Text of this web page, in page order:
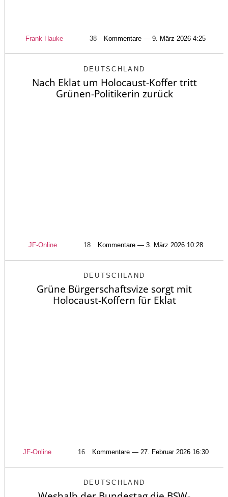
Frank Hauke 38 Kommentare — 9. März 2026 4:25
DEUTSCHLAND
Nach Eklat um Holocaust-Koffer tritt
Grünen-Politikerin zurück
JF-Online 18 Kommentare — 3. März 2026 10:28
DEUTSCHLAND
Grüne Bürgerschaftsvize sorgt mit
Holocaust-Koffern für Eklat
JF-Online 16 Kommentare — 27. Februar 2026 16:30
DEUTSCHLAND